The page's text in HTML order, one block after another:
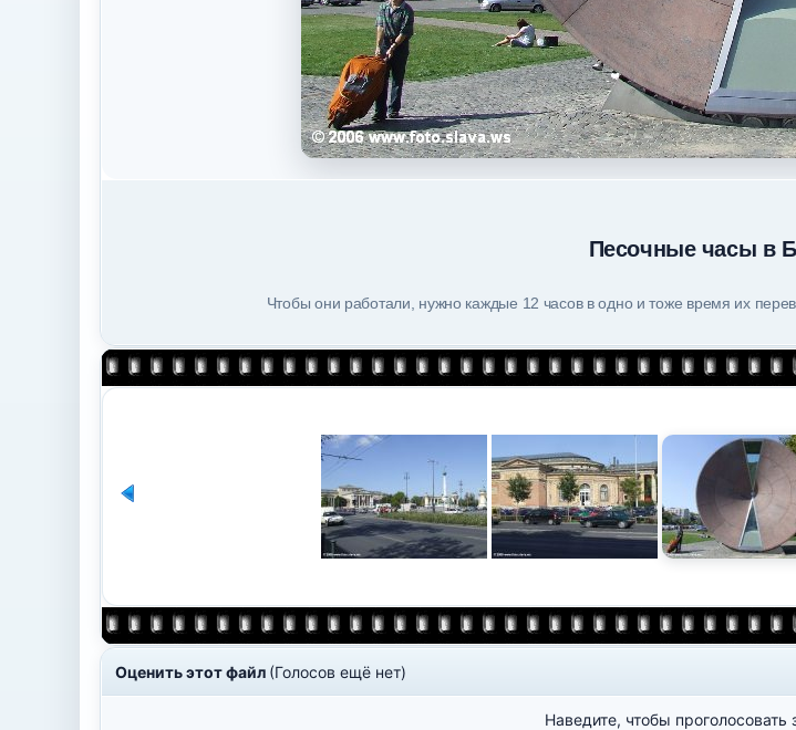
Песочные часы в
Чтобы они работали, нужно каждые 12 часов в одно и тоже время их
Оценить этот файл (Голосов ещё нет)
Наведите, чтобы проголосовать